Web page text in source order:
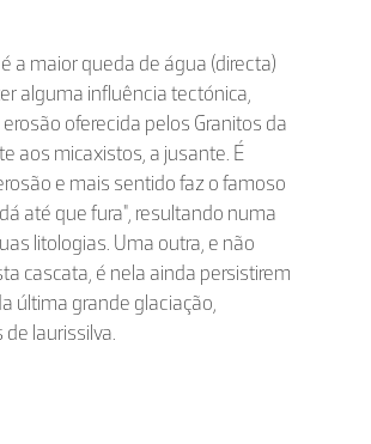
a maior queda de água (directa)
alguma influência tectónica,
oferecida pelos Granitos da
aos micaxistos, a jusante. É
e mais sentido faz o famoso
até que fura", resultando numa
litologias. Uma outra, e não
cascata, é nela ainda persistirem
última grande glaciação,
laurissilva.